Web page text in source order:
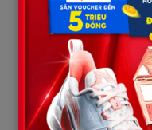
ngờ bản thân, nghi ngờ
cậu đã sai khi lên thành
đuổi một ngành học quá
hiện lên trong đầu cậu,
Một buổi sáng, sau khi
cảm thấy vô cùng tuyệt